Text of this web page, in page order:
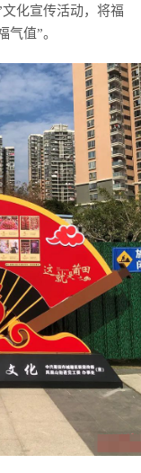
化宣传活动，将福
值”。